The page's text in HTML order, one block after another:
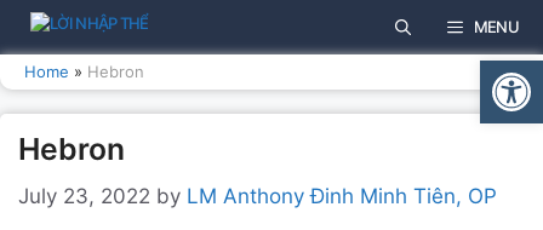
Skip
to
content
MENU
Home » Hebron
Hebron
July 23, 2022 by LM Anthony Đinh Minh Tiên, OP